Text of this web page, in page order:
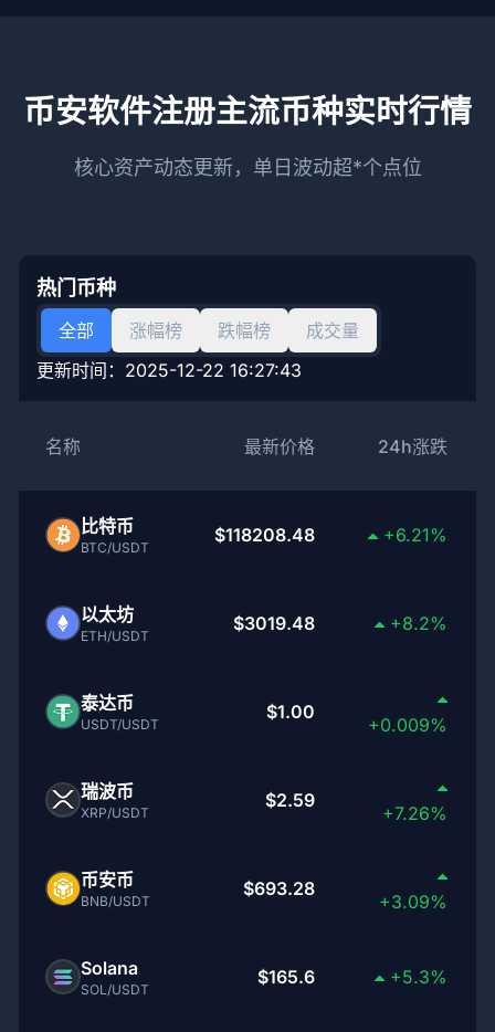
币安软件注册主流币种实时行情
核心资产动态更新，单日波动超*个点位
热门币种
全部 涨幅榜 跌幅榜
成交量
更新时间： 2025-12-22 16:27:43
名称 最新价格 24h涨跌
比特币
BTC/USDT
$118208.48 +6.21%
以太坊
ETH/USDT
$3019.48 +8.2%
泰达币
USDT/USDT
$1.00
+0.009%
瑞波币
XRP/USDT
$2.59
+7.26%
币安币
BNB/USDT
$693.28
+3.09%
Solana
SOL/USDT
$165.6 +5.3%